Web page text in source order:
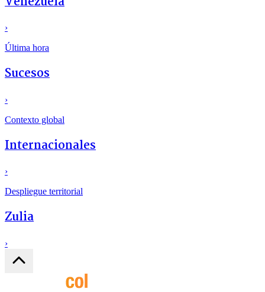
›
Última hora
Sucesos
›
Contexto global
Internacionales
›
Despliegue territorial
Zulia
›